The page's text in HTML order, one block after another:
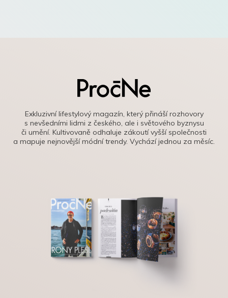
Exkluzivní lifestylový magazín, který přináší rozhovory
s nevšedními lidmi z českého, ale i světového byznysu
či umění. Kultivovaně odhaluje zákoutí vyšší společnosti
a mapuje nejnovější módní trendy. Vychází jednou za měsíc.